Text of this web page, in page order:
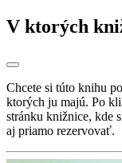
V ktorých
Chcete si túto knihu
ktorých ju majú. Po
stránku knižnice, kde
aj priamo rezervovať.